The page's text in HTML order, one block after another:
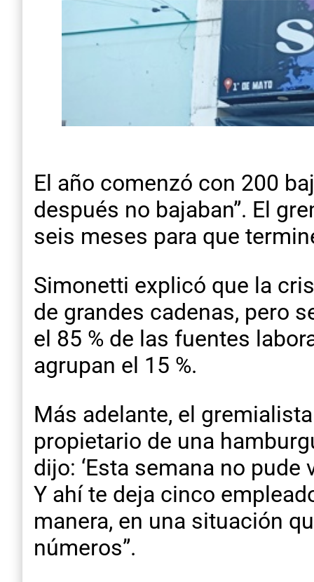
El año comenzó con 200
después no bajaban”. El
seis meses para que
Simonetti explicó que la
de grandes cadenas, pero
el 85 % de las fuentes
agrupan el 15 %.
Más adelante, el
propietario de una
dijo: ‘Esta semana no
Y ahí te deja cinco
manera, en una situación
números”.